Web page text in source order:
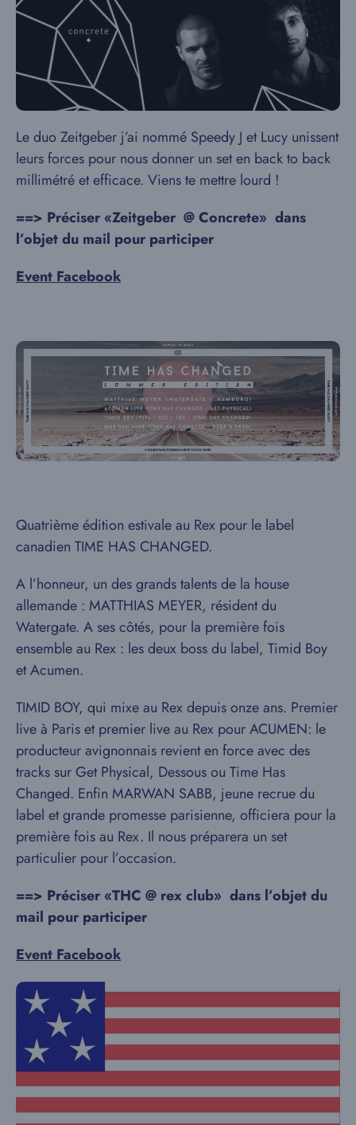
Le duo Zeitgeber j’ai nommé Speedy J et Lucy unissent
leurs forces pour nous donner un set en back to back
millimétré et efficace. Viens te mettre lourd !
==> Préciser «Zeitgeber @Concrete» dans
l’objet du mail pour participer
Event Facebook
Quatrième édition estivale au Rex pour le label
canadien TIME HAS CHANGED.
A l’honneur, un des grands talents de la house
allemande : MATTHIAS MEYER, résident du
Watergate. A ses côtés, pour la première fois
ensemble au Rex : les deux boss du label, Timid Boy
et Acumen.
TIMID BOY, qui mixe au Rex depuis onze ans. Premier
live à Paris et premier live au Rex pour ACUMEN: le
producteur avignonnais revient en force avec des
tracks sur Get Physical, Dessous ou Time Has
Changed. Enfin MARWAN SABB, jeune recrue du
label et grande promesse parisienne, officiera pour la
première fois au Rex. Il nous préparera un set
particulier pour l’occasion.
==> Préciser «THC @ rex club» dans l’objet du
mail pour participer
Event Facebook